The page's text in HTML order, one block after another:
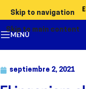
Skip to navigation
Skip to main content
MENÚ
septiembre 2, 2021